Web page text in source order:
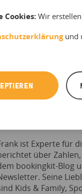
Angebotes via
ist Experte für
über
bookingkit-Blog
Seine
Kids & Family,
Cookies:Wir
und